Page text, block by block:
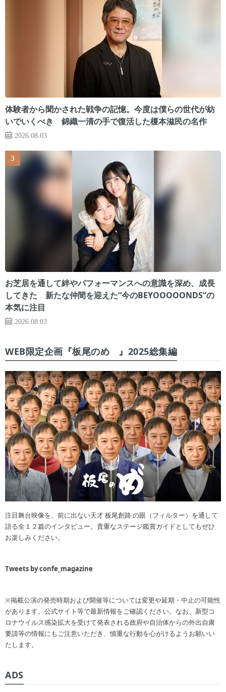
体験者から聞かされた戦争の記憶。今度は僕らの世代が紡
いでいくべき 錦織一清の手で復活した榎本滋民の名作
2026.08.03
お芝居を通して絆やパフォーマンスへの意識を深め、成長
してきた 新たな仲間を迎えた“今のBEYOOOOONDS”の
本気に注目
2026.08.03
WEB限定企画『板尾のめ゙』2025総集編
注目舞台映像を、前に出ない天才 板尾創路 の眼（フィルター）を通して
語る全１２篇のインタビュー。貴重なステージ鑑賞ガイドとしてもぜひ
お楽しみください。
Tweets by confe_magazine
※掲載公演の発売時期および開催等については変更や延期・中止の可能性
があります。公式サイト等で最新情報をご確認ください。なお、新型コ
ロナウイルス感染拡大を受けて発表される政府や自治体からの外出自粛
要請等の情報にもご注意いただき、慎重な行動を心がけるようお願いい
たします。
ADS